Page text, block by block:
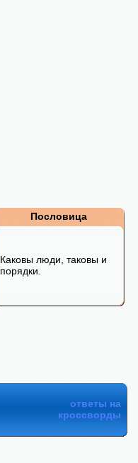
Пословица
Каковы люди, таковы и
порядки.
ответы на
кроссворды